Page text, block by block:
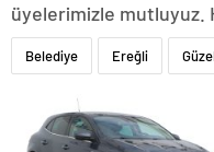
üyelerimizle mutluyuz.
Belediye Ereğli